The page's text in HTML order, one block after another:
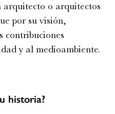
o arquitectos
por su visión,
contribuciones
y al medioambiente.
historia?